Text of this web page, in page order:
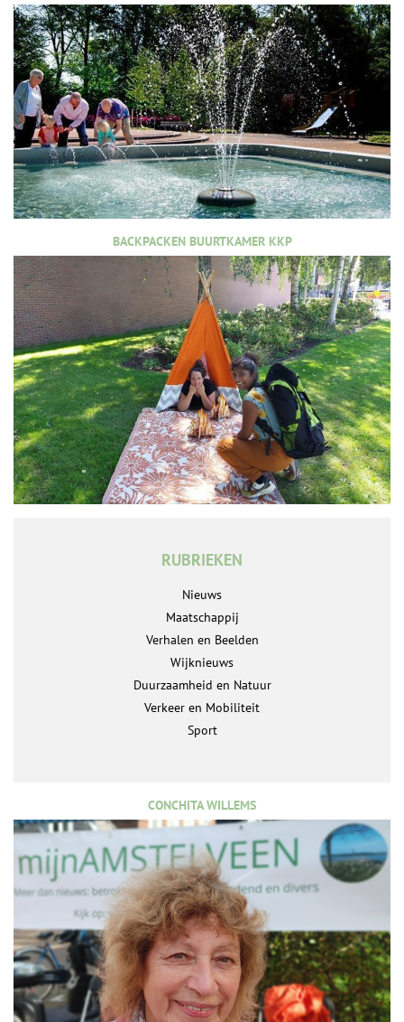
BACKPACKEN BUURTKAMER KKP
RUBRIEKEN
Nieuws
Maatschappij
Verhalen en Beelden
Wijknieuws
Duurzaamheid en Natuur
Verkeer en Mobiliteit
Sport
CONCHITA WILLEMS